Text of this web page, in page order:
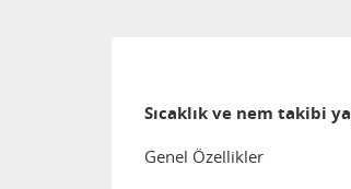
Sıcaklık ve nem takibi
Genel Özellikler